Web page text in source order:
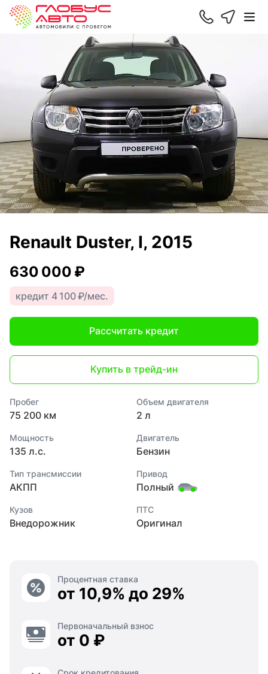
Renault Duster, I, 2015
630 000 ₽
кредит 4 100 ₽/мес.
Рассчитать кредит
Купить в трейд-ин
Пробег
75 200 км
Объем двигателя
2 л
Мощность
135 л.с.
Двигатель
Бензин
Тип трансмиссии
АКПП
Привод
Полный
Кузов
Внедорожник
ПТС
Оригинал
Процентная ставка
от 10,9% до 29%
Первоначальный взнос
от 0 ₽